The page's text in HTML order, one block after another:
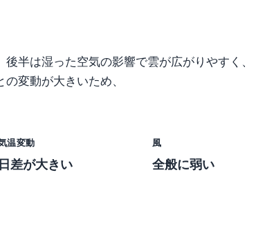
半は湿った空気の影響で雲が広がりやすく、
変動が大きいため、
温変動
日差が大きい
風
全般に弱い